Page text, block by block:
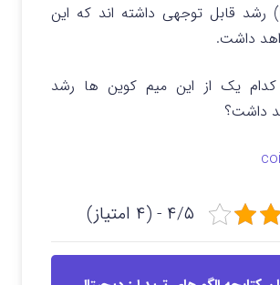
کوین (DOGE) رشد قابل توجهی داشته اند که این
داشت.
یک از این میم کوین ها رشد
داشت؟
۴/۵ - (۴ امتیاز)